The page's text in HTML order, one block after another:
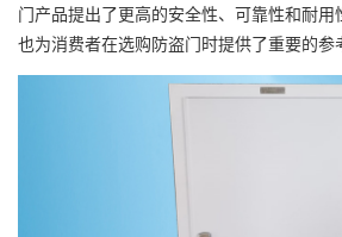
门产品提出了更高的安全性、可靠性和耐
也为消费者在选购防盗门时提供了重要的参